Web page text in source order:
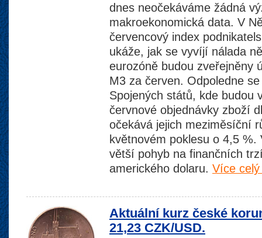
dnes neočekáváme žádná
makroekonomická data. V
červencový index
ukáže, jak se vyvíjí nálada
eurozóně budou zveřejněny
M3 za červen. Odpoledne
Spojených států, kde budou
červnové objednávky zboží
očekává jejich meziměsíční
květnovém poklesu o 4,5
větší pohyb na finančních
amerického dolaru. Více
Aktuální kurz české
21,23 CZK/USD.